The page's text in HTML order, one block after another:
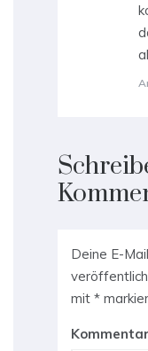
Deine E-
mit *
Kommentar